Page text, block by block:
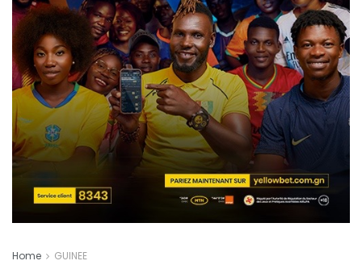
Home GUINEE